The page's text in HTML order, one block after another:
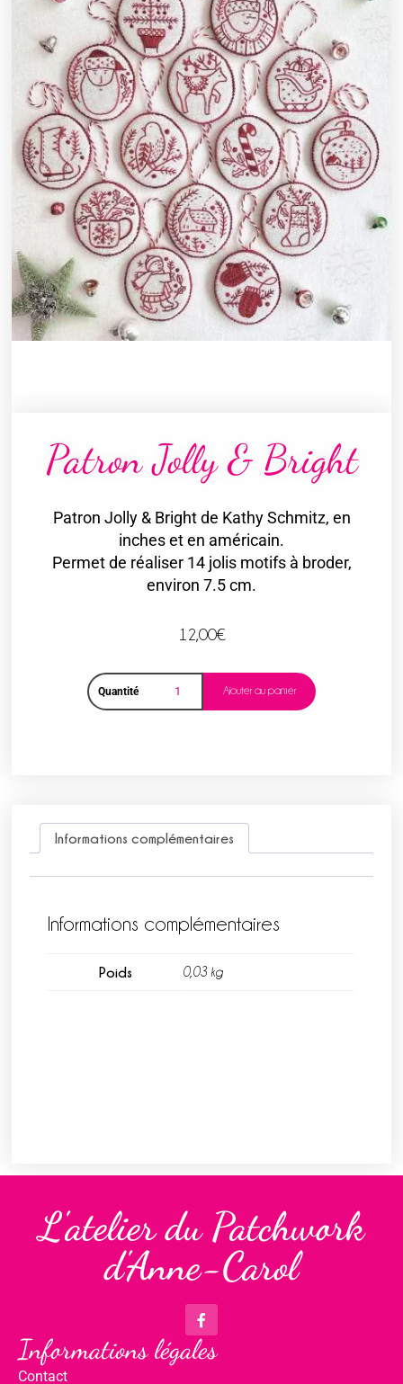
Patron Jolly & Bright
Patron Jolly & Bright de Kathy Schmitz, en
inches et en américain.
Permet de réaliser 14 jolis motifs à broder,
environ 7.5 cm.
12,00€
Quantité Ajouter au panier
Informations complémentaires
Informations complémentaires
Poids 0,03 kg
L'atelier du Patchwork
d'Anne-Carol
Informations légales
Contact